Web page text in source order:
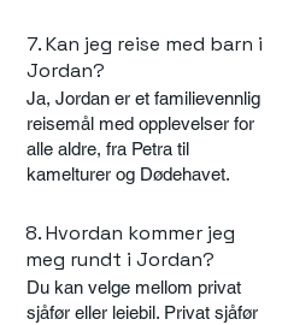
7. Kan jeg reise med barn i
Jordan?
Ja, Jordan er et familievennlig
reisemål med opplevelser for
alle aldre, fra Petra til
kamelturer og Dødehavet.
8. Hvordan kommer jeg
meg rundt i Jordan?
Du kan velge mellom privat
sjåfør eller leiebil. Privat sjåfør